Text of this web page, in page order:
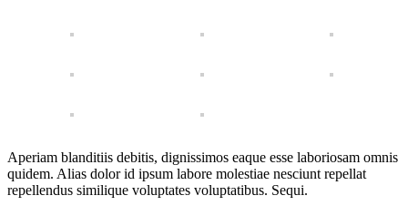
Aperiam blanditiis debitis, dignissimos eaque esse laboriosam omnis
quidem. Alias dolor id ipsum labore molestiae nesciunt repellat
repellendus similique voluptates voluptatibus. Sequi.